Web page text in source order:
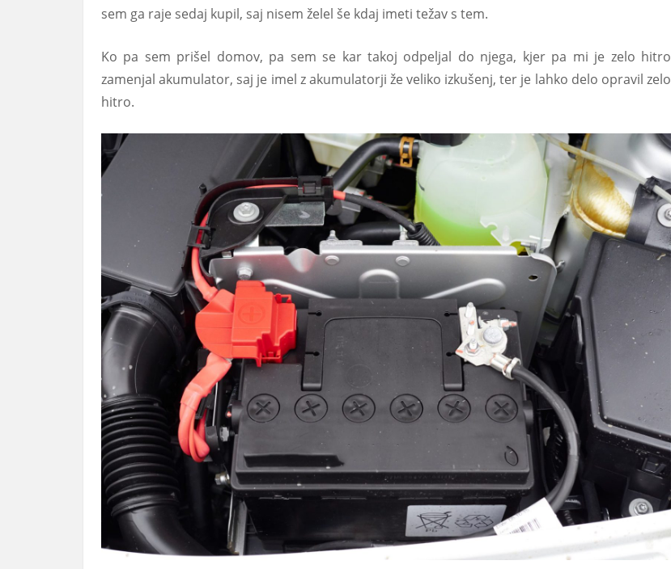
sem ga raje sedaj kupil, saj nisem želel še kdaj imeti težav s tem.
Ko pa sem prišel domov, pa sem se kar takoj odpeljal do njega, kjer pa mi je zelo hitro
zamenjal akumulator, saj je imel z akumulatorji že veliko izkušenj, ter je lahko delo opravil zelo
hitro.